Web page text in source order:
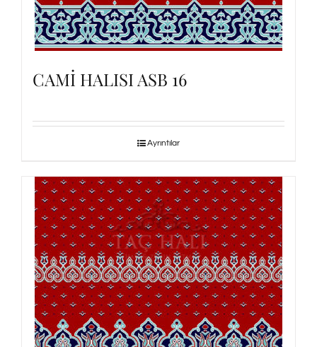
CAMİ HALISI ASB 16
Ayrıntılar